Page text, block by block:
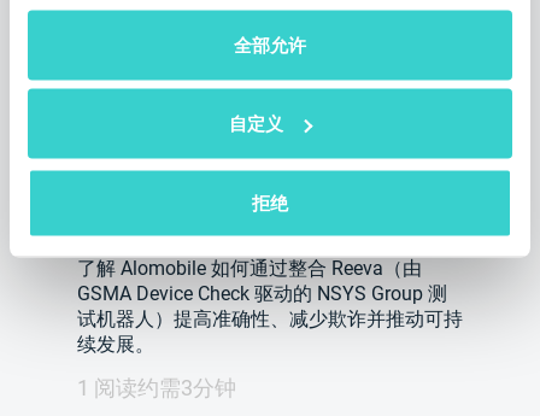
全部允许
自定义
拒绝
Reeva 实战：Alomobile 如何改
变设备处理方式
星期一 19 五月 2025
了解 Alomobile 如何通过整合 Reeva（由
GSMA Device Check 驱动的 NSYS Group 测
试机器人）提高准确性、减少欺诈并推动可持
续发展。
1 阅读约需3分钟